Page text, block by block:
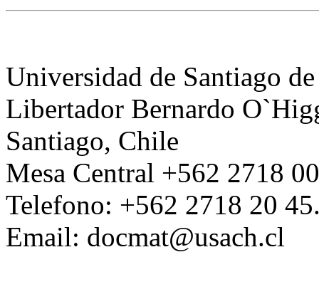
Universidad de Santiago
Libertador Bernardo
Santiago, Chile
Mesa Central +562 2718
Telefono: +562 2718 20
Email: docmat@usach.cl